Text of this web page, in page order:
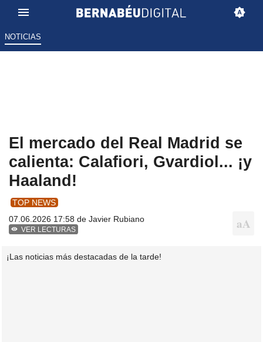
NOTICIAS
El mercado del Real Madrid se
calienta: Calafiori, Gvardiol... ¡y
Haaland!
TOP NEWS
07.06.2026 17:58 de Javier Rubiano
VER LECTURAS
¡Las noticias más destacadas de la tarde!